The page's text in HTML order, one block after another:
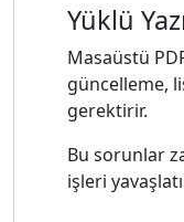
Yüklü
Masaüstü
güncelleme,
gerektirir.
Bu sorunlar
işleri